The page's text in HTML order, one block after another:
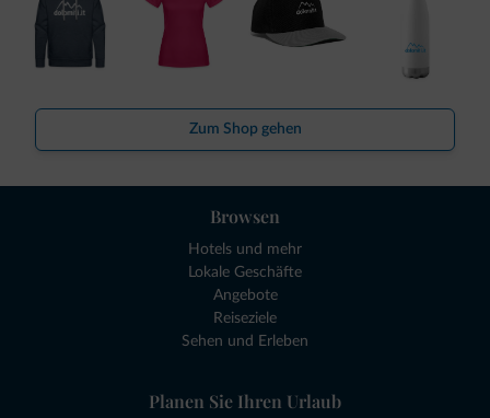
Zum Shop gehen
Browsen
Hotels und mehr
Lokale Geschäfte
Angebote
Reiseziele
Sehen und Erleben
Planen Sie Ihren Urlaub